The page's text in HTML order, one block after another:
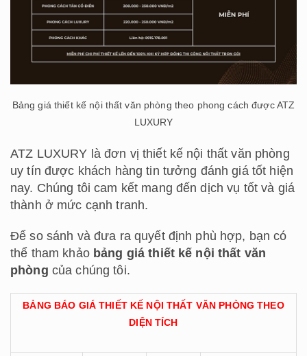
Bảng giá thiết kế nội thất văn phòng theo phong cách được ATZ
LUXURY
ATZ LUXURY là đơn vị thiết kế nội thất văn phòng
uy tín được khách hàng tin tưởng đánh giá tốt hiện
nay. Chúng tôi cam kết mang đến dịch vụ tốt và giá
thành ở mức cạnh tranh.
Để so sánh và đưa ra quyết định phù hợp, bạn có
thể tham khảo bảng giá thiết kế nội thất văn
phòng của chúng tôi.
BẢNG BÁO GIÁ THIẾT KẾ NỘI THẤT VĂN PHÒNG THEO
DIỆN TÍCH